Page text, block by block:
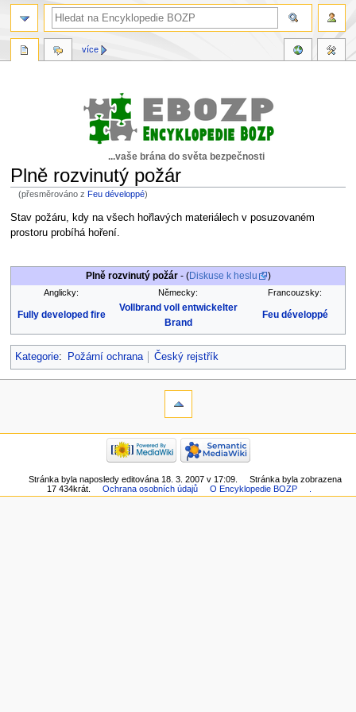
...vaše brána do světa bezpečnosti
Plně rozvinutý požár
(přesměrováno z Feu développé)
Skočit
na
Skočit
na
Stav požáru, kdy na všech hořlavých materiálech v posuzovaném
prostoru probíhá hoření.
Plně rozvinutý požár- (Diskuse k heslu )
Anglicky: Německy: Francouzsky:
Fully developed fire
Vollbrand voll entwickelter
Brand
Feu développé
Kategorie: Požární ochrana Český rejstřík
více
Stránka byla naposledy editována 18. 3. 2007 v 17:09.
Stránka byla zobrazena
17 434krát.
Ochrana osobních údajů O Encyklopedie BOZP